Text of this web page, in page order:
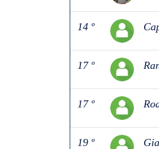
14 º
17 º
17 º
19 º